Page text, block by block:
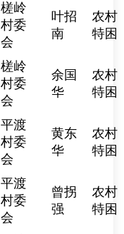
槎岭
村委
会
叶招
南
农村
特困
槎岭
村委
会
余国
华
农村
特困
平渡
村委
会
黄东
华
农村
特困
平渡
村委
会
曾拐
强
农村
特困